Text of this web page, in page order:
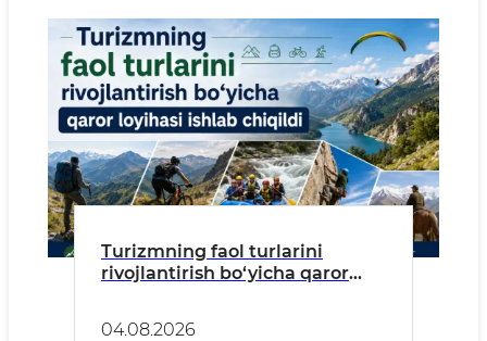
Turizmning faol turlarini
rivojlantirish bo‘yicha qaror
04.08.2026